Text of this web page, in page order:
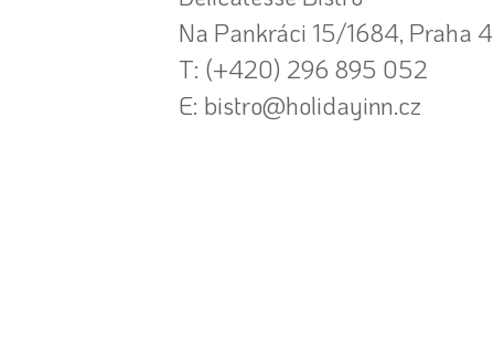
Na Pankráci 15/1684, Praha 4
T: (+420) 296 895 052
E: bistro@holidayinn.cz